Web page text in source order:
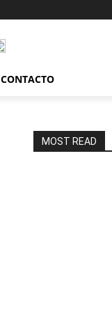
CONTACTO
MOST READ